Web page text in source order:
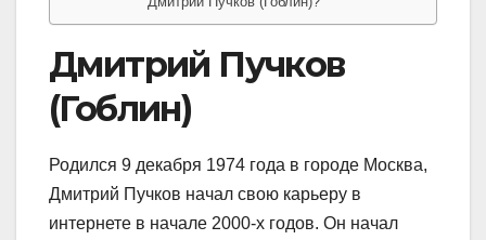
Дмитрий Пучков
(Гоблин)
Родился 9 декабря 1974 года в городе Москва,
Дмитрий Пучков начал свою карьеру в
интернете в начале 2000-х годов. Он начал